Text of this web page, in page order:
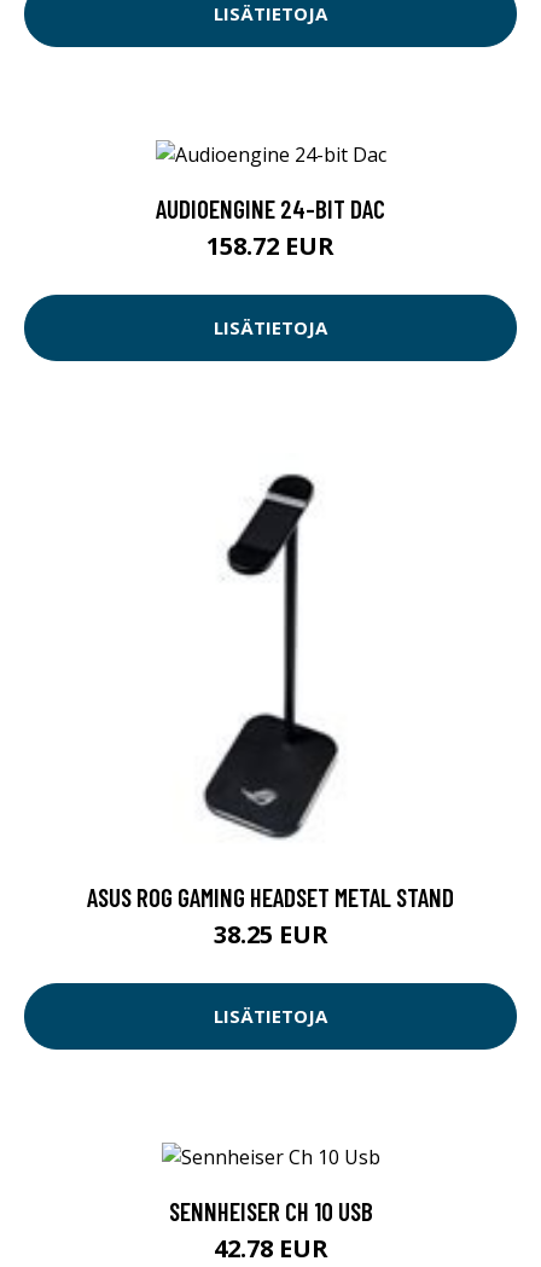
LISÄTIETOJA
AUDIOENGINE 24-BIT DAC
158.72 EUR
LISÄTIETOJA
ASUS ROG GAMING HEADSET METAL STAND
38.25 EUR
LISÄTIETOJA
SENNHEISER CH 10 USB
42.78 EUR